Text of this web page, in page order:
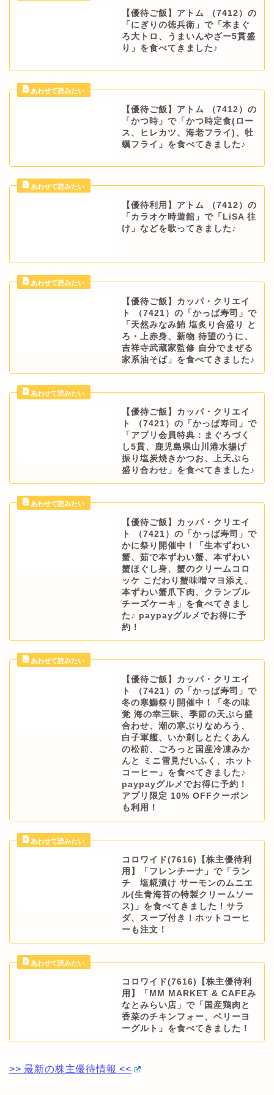
【優待ご飯】アトム （7412）の
「にぎりの徳兵衛」で「本まぐ
ろ大トロ、うまいんやざー5貫盛
り」を食べてきました♪
【優待ご飯】アトム （7412）の
「かつ時」で「かつ時定食(ロー
ス、ヒレカツ、海老フライ)、牡
蠣フライ」を食べてきました♪
【優待利用】アトム （7412）の
「カラオケ時遊館」で「LiSA 往
け」などを歌ってきました♪
【優待ご飯】カッパ・クリエイ
ト （7421）の「かっぱ寿司」で
「天然みなみ鮪 塩炙り合盛り と
ろ・上赤身、新物 待望のうに、
吉祥寺武蔵家監修 自分でまぜる
家系油そば」を食べてきました♪
【優待ご飯】カッパ・クリエイ
ト （7421）の「かっぱ寿司」で
「アプリ会員特典：まぐろづく
し5貫、鹿児島県山川港水揚げ
振り塩炭焼きかつお、上天ぷら
盛り合わせ」を食べてきました♪
【優待ご飯】カッパ・クリエイ
ト （7421）の「かっぱ寿司」で
かに祭り開催中！「生本ずわい
蟹、茹で本ずわい蟹、本ずわい
蟹ほぐし身、蟹のクリームコロ
ッケ こだわり蟹味噌マヨ添え、
本ずわい蟹爪下肉、クランブル
チーズケーキ」を食べてきまし
た♪ paypayグルメでお得に予
約！
【優待ご飯】カッパ・クリエイ
ト （7421）の「かっぱ寿司」で
冬の寒鰤祭り開催中！「冬の味
覚 海の幸三昧、季節の天ぷら盛
合わせ、潮の寒ぶりなめろう、
白子軍艦、いか刺しとたくあん
の松前、ごろっと国産冷凍みか
んと ミニ雪見だいふく、ホット
コーヒー」を食べてきました♪
paypayグルメでお得に予約！
アプリ限定 10% OFFクーポン
も利用！
コロワイド(7616)【株主優待利
用】「フレンチーナ」で「ラン
チ 塩糀漬け サーモンのムニエ
ル(生青海苔の特製クリームソー
ス)」を食べてきました！サラ
ダ、スープ付き！ホットコーヒ
ーも注文！
コロワイド(7616)【株主優待利
用】「MM MARKET & CAFEみ
なとみらい店」で「国産鶏肉と
香菜のチキンフォー、ベリーヨ
ーグルト」を食べてきました！
>> 最新の株主優待情報 <<